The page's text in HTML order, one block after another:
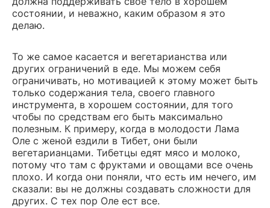
состоянии, и неважно, каким образом я это
делаю.
То же самое касается и вегетарианства или
других ограничений в еде. Мы можем себя
ограничивать, но мотивацией к этому может быть
только содержания тела, своего главного
инструмента, в хорошем состоянии, для того
чтобы по средствам его быть максимально
полезным. К примеру, когда в молодости Лама
Оле с женой ездили в Тибет, они были
вегетарианцами. Тибетцы едят мясо и молоко,
потому что там с фруктами и овощами все очень
плохо. И когда они поняли, что есть им нечего, им
сказали: вы не должны создавать сложности для
других. С тех пор Оле ест все.